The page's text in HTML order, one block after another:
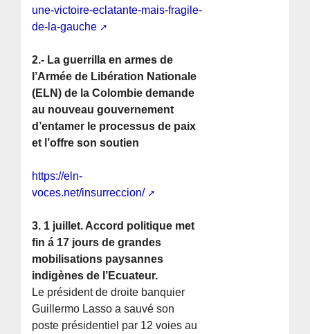
une-victoire-eclatante-mais-fragile-
de-la-gauche
2.- La guerrilla en armes de
l’Armée de Libération Nationale
(ELN) de la Colombie demande
au nouveau gouvernement
d’entamer le processus de paix
et l’offre son soutien
https://eln-
voces.net/insurreccion/
3. 1 juillet. Accord politique met
fin á 17 jours de grandes
mobilisations paysannes
indigènes de l’Ecuateur.
Le président de droite banquier
Guillermo Lasso a sauvé son
poste présidentiel par 12 voies au